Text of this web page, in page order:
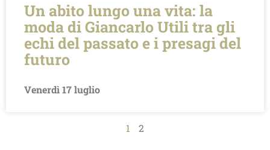
Un abito lungo una vita: la
moda di Giancarlo Utili tra gli
echi del passato e i presagi del
futuro
Venerdì 17 luglio
1 2